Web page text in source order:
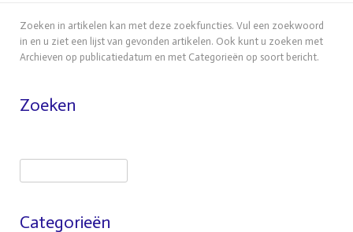
Zoeken in artikelen kan met deze zoekfuncties. Vul een zoekwoord
in en u ziet een lijst van gevonden artikelen. Ook kunt u zoeken met
Archieven op publicatiedatum en met Categorieën op soort bericht.
Zoeken
Categorieën